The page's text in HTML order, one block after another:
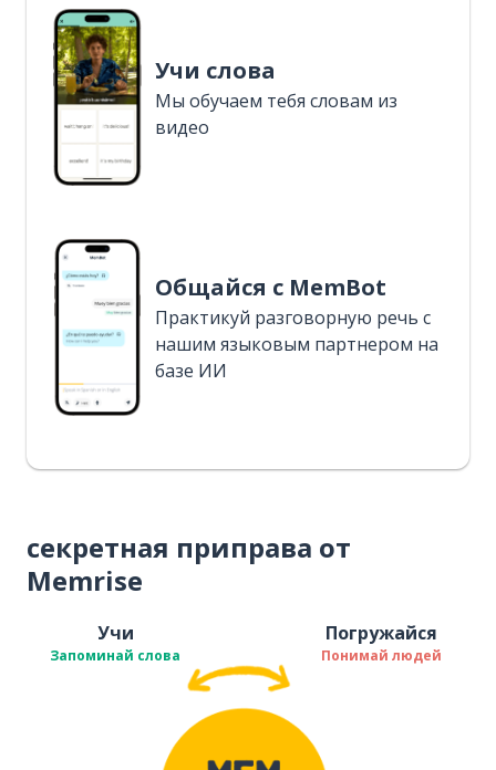
Учи слова
Мы обучаем тебя словам из
видео
Общайся с MemBot
Практикуй разговорную речь с
нашим языковым партнером на
базе ИИ
секретная приправа от
Memrise
Учи
Запоминай слова
Погружайся
Понимай людей